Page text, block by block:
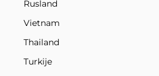
Rusland
Vietnam
Thailand
Turkije